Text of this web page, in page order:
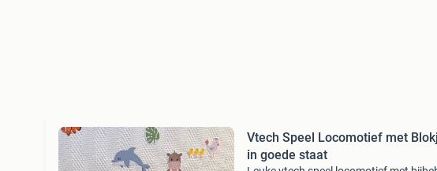
Vtech Speel Locomotief met
in goede staat